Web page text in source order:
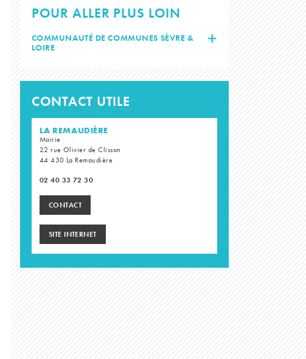
POUR ALLER PLUS LOIN
COMMUNAUTÉ DE COMMUNES SÈVRE &
LOIRE
CONTACT UTILE
LA REMAUDIÈRE
Mairie
22 rue Olivier de Clisson
44 430 La Remaudière
02 40 33 72 30
CONTACT
SITE INTERNET